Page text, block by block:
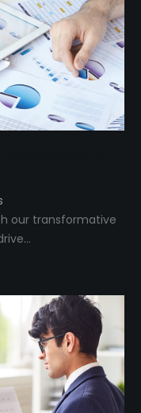
our transformative